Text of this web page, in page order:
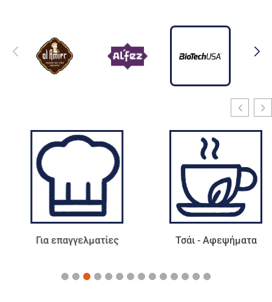
Για επαγγελματίες Τσάι - Αφεψήματα